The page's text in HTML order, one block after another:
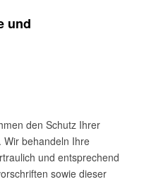
und
den Schutz Ihrer
behandeln Ihre
und entsprechend
sowie dieser